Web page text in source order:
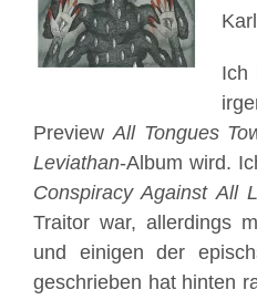
Ich
PreviewAll Tongues
Leviathan-Album wird.
Conspiracy Against All
Traitor war, allerdings
und einigen der
geschrieben hat hinten